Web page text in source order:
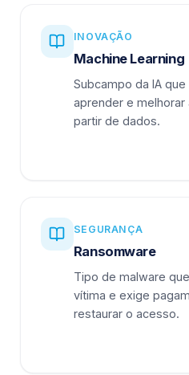
INOVAÇÃO
Machine Learning
Subcampo da IA
aprender e
partir de dados.
SEGURANÇA
Ransomware
Tipo de malware
vítima e exige
restaurar o acesso.